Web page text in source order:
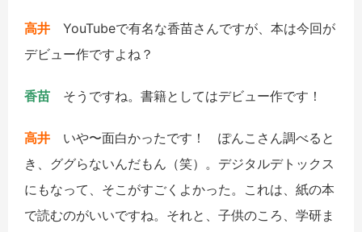
高井 YouTubeで有名な香苗さんですが、本は今回が
デビュー作ですよね？
香苗 そうですね。書籍としてはデビュー作です！
高井 いや〜面白かったです！ ぽんこさん調べると
き、ググらないんだもん（笑）。デジタルデトックス
にもなって、そこがすごくよかった。これは、紙の本
で読むのがいいですね。それと、子供のころ、学研ま